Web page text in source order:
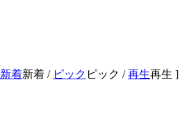
新着新着 / ピック ピック /再生再生 ]